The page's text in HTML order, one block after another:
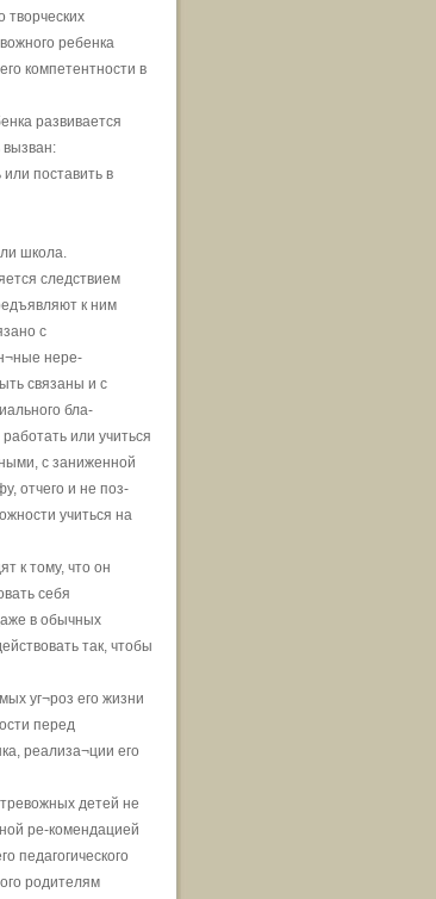
творческих
ребенка
компетентности в
развивается
вызван:
поставить в
школа.
следствием
к ним
с
нере-
связаны и с
бла-
или учиться
с заниженной
отчего и не поз-
учиться на
к тому, что он
себя
в обычных
так, чтобы
уг¬роз его жизни
перед
реализа¬ции его
детей не
ре-комендацией
педагогического
родителям